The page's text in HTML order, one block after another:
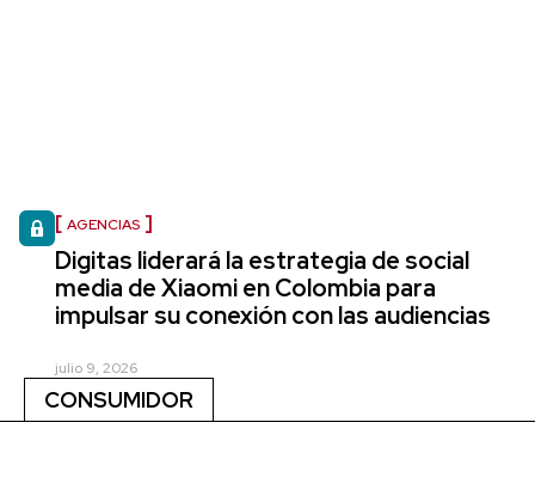
AGENCIAS
Digitas liderará la estrategia de social
media de Xiaomi en Colombia para
impulsar su conexión con las audiencias
julio 9, 2026
CONSUMIDOR